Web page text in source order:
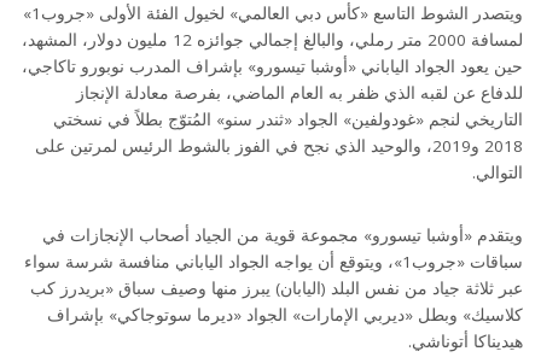
ويتصدر الشوط التاسع «كأس دبي العالمي» لخيول الفئة الأولى «جروب1»
لمسافة 2000 متر رملي، والبالغ إجمالي جوائزه 12 مليون دولار، المشهد،
حين يعود الجواد الياباني «أوشبا تيسورو» بإشراف المدرب نوبورو تاكاجي،
للدفاع عن لقبه الذي ظفر به العام الماضي، بفرصة معادلة الإنجاز
التاريخي لنجم «غودولفين» الجواد «ثندر سنو» المُتوّج بطلاً في نسختي
2018 و2019، والوحيد الذي نجح في الفوز بالشوط الرئيس لمرتين على
التوالي.
ويتقدم «أوشبا تيسورو» مجموعة قوية من الجياد أصحاب الإنجازات في
سباقات «جروب1»، ويتوقع أن يواجه الجواد الياباني منافسة شرسة سواء
عبر ثلاثة جياد من نفس البلد (اليابان) يبرز منها وصيف سباق «بريدرز كب
كلاسيك» وبطل «ديربي الإمارات» الجواد «ديرما سوتوجاكي» بإشراف
هيديناكا أتوناشي.